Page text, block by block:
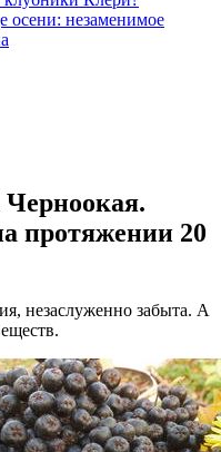
осени: незаменимое
протяжении 20
незаслуженно забыта. А